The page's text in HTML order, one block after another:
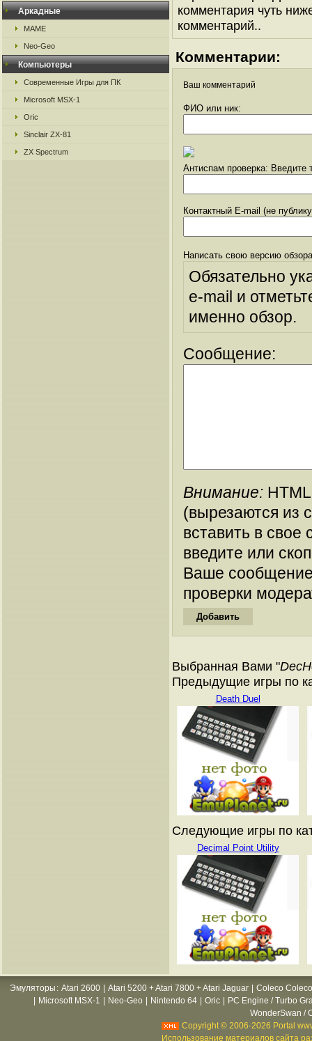
Аркадные
MAME
Neo-Geo
Компьютеры
Современные Игры для ПК
Microsoft MSX-1
Oric
Sinclair ZX-81
ZX Spectrum
комментария чуть
комментарий..
Комментарии:
Ваш комментарий
ФИО или ник:
Антиспам проверка: Введите
Контактный E-mail (не
Написать свою версию
Обязательно
e-mail и
именно обзор.
Сообщение:
Внимание:
(вырезаются из
вставить в
введите или
Ваше
проверки
Выбранная Вами "
Предыдущие игры по
Death Duel
Следующие игры по
Decimal Point Utility
Эмуляторы : Atari 2600 Atari 5200 + Atari 7800 + Atari Jaguar
Coleco
Microsoft MSX-1 Neo-Geo Nintendo 64 Oric
PC Engine / Turbo
WonderSwan /
Copyright © 2006-2026 Portal
Использование материалов сайта